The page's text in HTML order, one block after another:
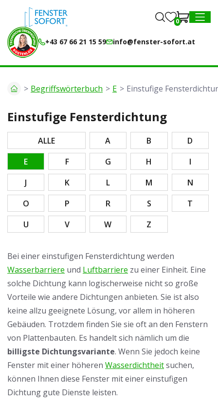
MENU
+43 67 66 21 15 59 info@fenster-sofort.at
0
Begriffswörterbuch E Einstufige
Einstufige Fensterdichtung
ALLE A B
D
E
F G H
I
J
K L M
N
O
P R S
T
U
V W Z
Bei einer einstufigen Fensterdichtung werden
Wasserbarriere und Luftbarriere zu einer Einheit. Eine
solche Dichtung kann logischerweise nicht so große
Vorteile wie andere Dichtungen anbieten. Sie ist also
keine allzu geeignete Lösung, vor allem in höheren
Gebäuden. Trotzdem finden Sie sie oft an den Fenstern
von Plattenbauten. Es handelt sich nämlich um die
billigste Dichtungsvariante. Wenn Sie jedoch keine
Fenster mit einer höheren Wasserdichtheitsuchen,
können Ihnen diese Fenster mit einer einstufigen
Dichtung gute Dienste leisten.